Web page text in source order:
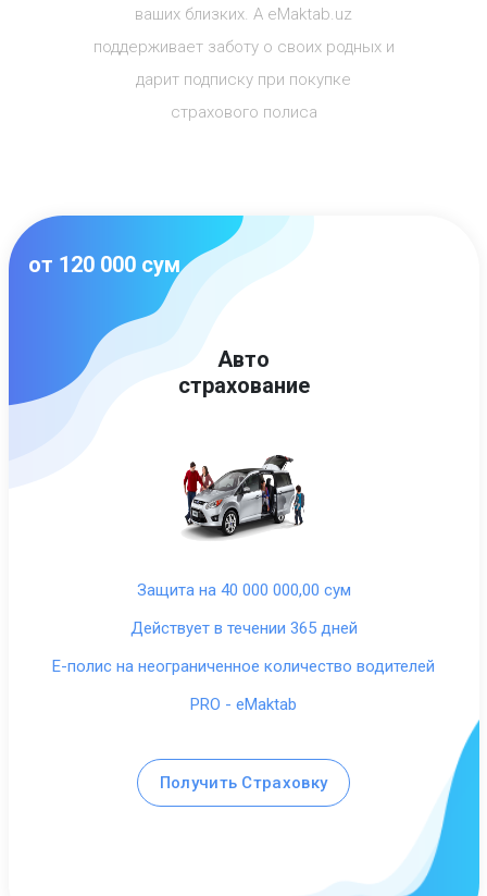
ваших близких. А eMaktab.uz
поддерживает заботу о своих родных и
дарит подписку при покупке
страхового полиса
от 120 000 сум
Авто
страхование
Защита на 40 000 000,00 сум
Действует в течении 365 дней
E-полис на неограниченное количество водителей
PRO - eMaktab
Получить Страховку